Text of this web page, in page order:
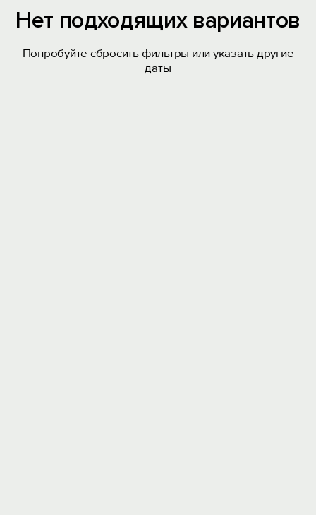
Нет подходящих вариантов
Попробуйте сбросить фильтры или указать другие
даты